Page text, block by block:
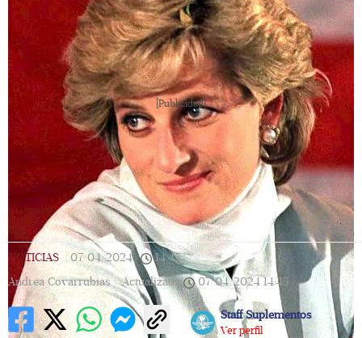
[Publicidad]
NOTICIAS 07/04/2024 | 14:45 |
Andrea Covarrubias | Actualizada 07/04/2024 14:45
Staff Suplementos
Ver perfil